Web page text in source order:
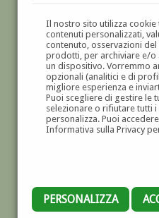
Il nostro sito utilizza cookie
contenuti personalizzati,
contenuto, osservazioni
prodotti, per archiviare e/o
un dispositivo. Vorremmo
opzionali (analitici e di
migliore esperienza e
Puoi scegliere di gestire le
selezionare o rifiutare tutti
personalizza. Puoi
Informativa sulla Privacy
PERSONALIZZA
GALLERIA
DIPINTI E